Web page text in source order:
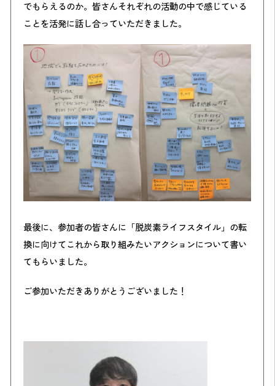
でもらえるのか。皆さんそれぞれの活動の中で感じている
ことを活発に話し合っていただきました。
最後に、参加者の皆さんに「脱炭素ライフスタイル」の転
換に向けてこれから取り組みたいアクションについて書い
てもらいました。
ご参加いただきありがとうございました！